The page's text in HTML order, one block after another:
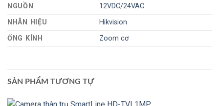
NGUỒN
12VDC/24VAC
NHÃN HIỆU
Hikvision
ỐNG KÍNH
Zoom cơ
SẢN PHẨM TƯƠNG TỰ